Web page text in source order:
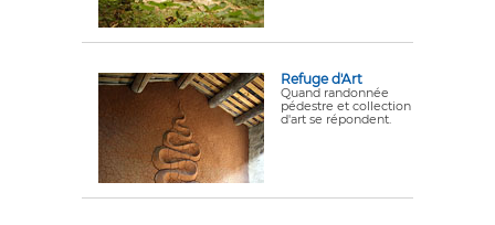
Refuge d'Art
Quand randonnée
pédestre et collection
d'art se répondent.